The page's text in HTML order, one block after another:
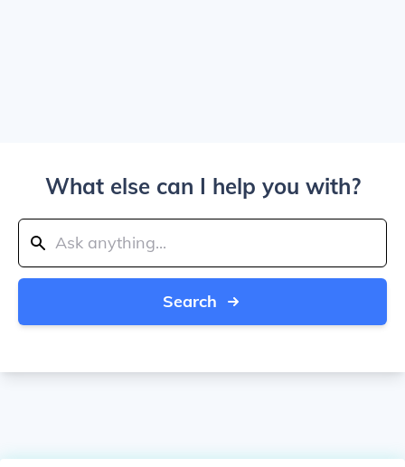
What else can I help you with?
Search